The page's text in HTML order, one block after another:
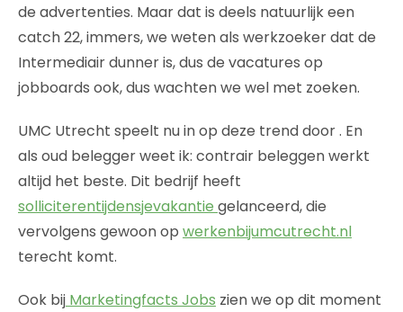
de advertenties. Maar dat is deels natuurlijk een
catch 22, immers, we weten als werkzoeker dat de
Intermediair dunner is, dus de vacatures op
jobboards ook, dus wachten we wel met zoeken.
UMC Utrecht speelt nu in op deze trend door . En
als oud belegger weet ik: contrair beleggen werkt
altijd het beste. Dit bedrijf heeft
solliciterentijdensjevakantie gelanceerd, die
vervolgens gewoon op werkenbijumcutrecht.nl
terecht komt.
Ook bij Marketingfacts Jobs zien we op dit moment